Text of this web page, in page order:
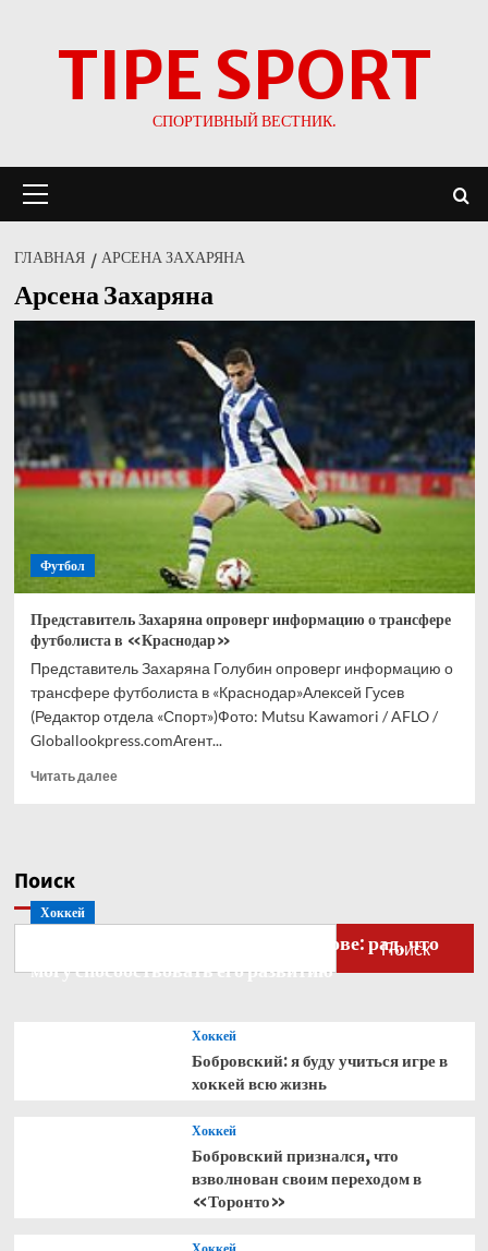
TIPE SPORT
СПОРТИВНЫЙ ВЕСТНИК.
меню
ГЛАВНАЯ АРСЕНА ЗАХАРЯНА
Арсена Захаряна
Футбол
Представитель Захаряна опроверг информацию о трансфере
футболиста в «Краснодар»
Представитель Захаряна Голубин опроверг информацию о
трансфере футболиста в «Краснодар»Алексей Гусев
(Редактор отдела «Спорт»)Фото: Mutsu Kawamori / AFLO /
Globallookpress.comАгент...
Читать далееПрочитать
Поиск
Поиск
Хоккей
Бобровский — о голкипере Ахтямове: рад, что
могу способствовать его развитию
Хоккей
Бобровский: я буду учиться игре в
хоккей всю жизнь
Хоккей
Бобровский признался, что
взволнован своим переходом в
«Торонто»